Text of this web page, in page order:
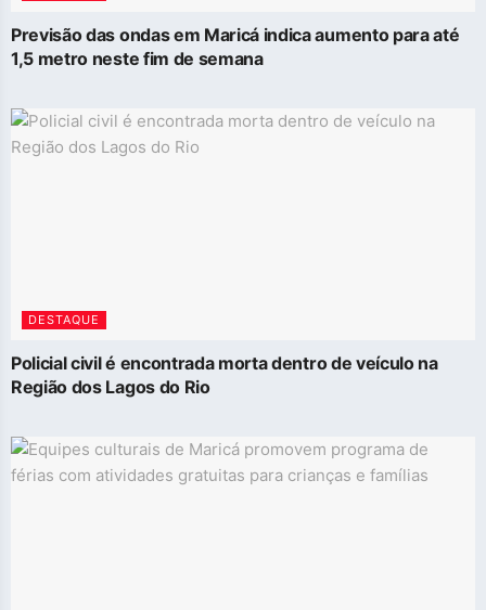
Previsão das ondas em Maricá indica aumento para até
1,5 metro neste fim de semana
DESTAQUE
Policial civil é encontrada morta dentro de veículo na
Região dos Lagos do Rio